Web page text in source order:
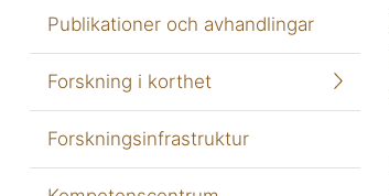
Publikationer och avhandlingar
Forskning i korthet
Forskningsinfrastruktur